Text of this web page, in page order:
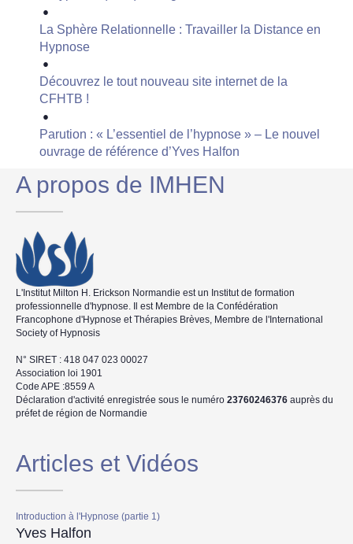
La Sphère Relationnelle : Travailler la Distance en
Hypnose
Découvrez le tout nouveau site internet de la
CFHTB !
Parution : « L’essentiel de l’hypnose » – Le nouvel
ouvrage de référence d’Yves Halfon
A propos de IMHEN
L'Institut Milton H. Erickson Normandie est un Institut de formation
professionnelle d'hypnose. Il est Membre de la Confédération
Francophone d'Hypnose et Thérapies Brèves, Membre de l'International
Society of Hypnosis
N° SIRET : 418 047 023 00027
Association loi 1901
Code APE :8559 A
Déclaration d'activité enregistrée sous le numéro 23760246376 auprès du
préfet de région de Normandie
Articles et Vidéos
Introduction à l'Hypnose (partie 1)
Yves Halfon